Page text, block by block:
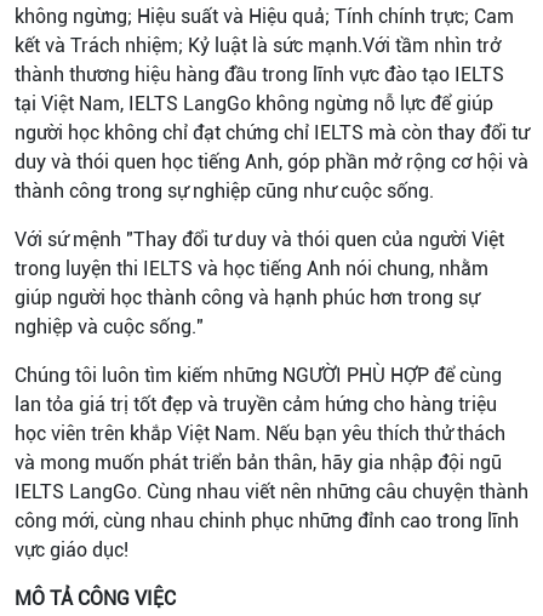
không ngừng; Hiệu suất và Hiệu quả; Tính chính trực; Cam
kết và Trách nhiệm; Kỷ luật là sức mạnh.Với tầm nhìn trở
thành thương hiệu hàng đầu trong lĩnh vực đào tạo IELTS
tại Việt Nam, IELTS LangGo không ngừng nỗ lực để giúp
người học không chỉ đạt chứng chỉ IELTS mà còn thay đổi tư
duy và thói quen học tiếng Anh, góp phần mở rộng cơ hội và
thành công trong sự nghiệp cũng như cuộc sống.
Với sứ mệnh "Thay đổi tư duy và thói quen của người Việt
trong luyện thi IELTS và học tiếng Anh nói chung, nhằm
giúp người học thành công và hạnh phúc hơn trong sự
nghiệp và cuộc sống."
Chúng tôi luôn tìm kiếm những NGƯỜI PHÙ HỢP để cùng
lan tỏa giá trị tốt đẹp và truyền cảm hứng cho hàng triệu
học viên trên khắp Việt Nam. Nếu bạn yêu thích thử thách
và mong muốn phát triển bản thân, hãy gia nhập đội ngũ
IELTS LangGo. Cùng nhau viết nên những câu chuyện thành
công mới, cùng nhau chinh phục những đỉnh cao trong lĩnh
vực giáo dục!
MÔ TẢ CÔNG VIỆC